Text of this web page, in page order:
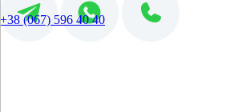
+38 (067) 596 40 40